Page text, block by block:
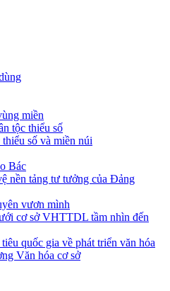
miền
tộc thiểu số
số và miền núi
Bác
nền tảng tư tưởng của Đảng
vươn mình
cơ sở VHTTDL tầm nhìn đến
quốc gia về phát triển văn hóa
Văn hóa cơ sở